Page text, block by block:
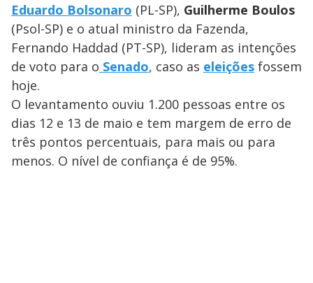
Eduardo Bolsonaro (PL-SP), Guilherme Boulos
(Psol-SP) e o atual ministro da Fazenda,
Fernando Haddad (PT-SP), lideram as intenções
de voto para o Senado, caso as eleições fossem
hoje.
O levantamento ouviu 1.200 pessoas entre os
dias 12 e 13 de maio e tem margem de erro de
três pontos percentuais, para mais ou para
menos. O nível de confiança é de 95%.